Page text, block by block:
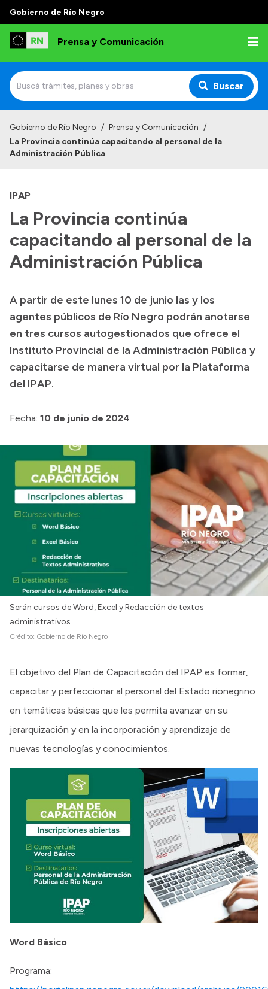
Gobierno de Río Negro
Prensa y Comunicación
Buscar
Institucional
Referentes de prensa
Archivo de noticias
Transparencia
Boletín Oficial
Compras y licitaciones
Consulta de expedientes
Consulta de pago a proveedores
Convocatorias
Gobierno de Río Negro / Prensa y Comunicación /
La Provincia continúa capacitando al personal de la
Administración Pública
IPAP
La Provincia continúa
capacitando al personal de la
Administración Pública
A partir de este lunes 10 de junio las y los
agentes públicos de Río Negro podrán anotarse
en tres cursos autogestionados que ofrece el
Instituto Provincial de la Administración Pública y
capacitarse de manera virtual por la Plataforma
del IPAP.
Fecha: 10 de junio de 2024
Serán cursos de Word, Excel y Redacción de textos
administrativos
Crédito: Gobierno de Río Negro
El objetivo del Plan de Capacitación del IPAP es formar,
capacitar y perfeccionar al personal del Estado rionegrino
en temáticas básicas que les permita avanzar en su
jerarquización y en la incorporación y aprendizaje de
nuevas tecnologías y conocimientos.
Word Básico
Programa: